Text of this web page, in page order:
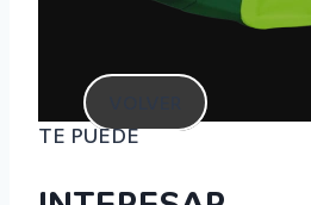
TE PUEDE